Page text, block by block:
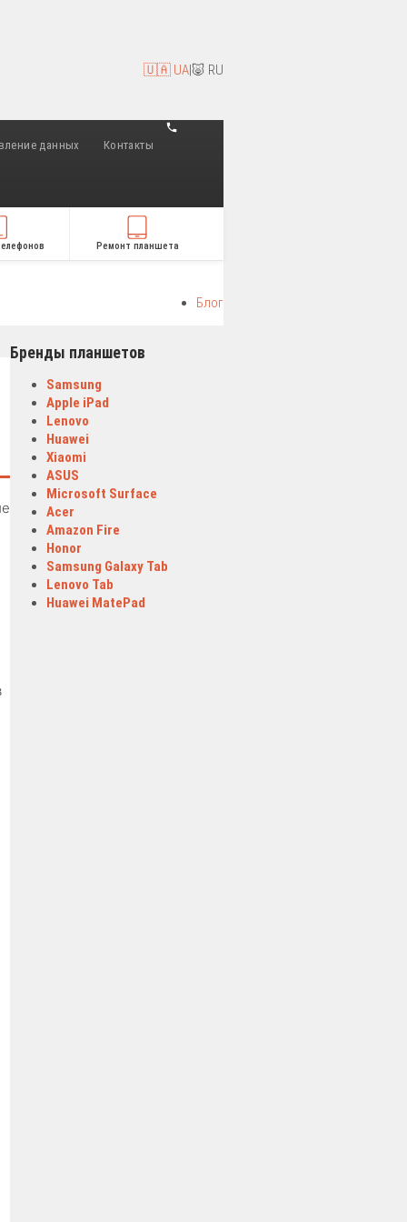
🇺🇦 UA|🐷 RU
данных Контакты
Ремонт планшета
Блог
Бренды планшетов
Samsung
Apple iPad
Lenovo
Huawei
Xiaomi
ASUS
Microsoft Surface
Acer
Amazon Fire
Honor
Samsung Galaxy Tab
Lenovo Tab
Huawei MatePad